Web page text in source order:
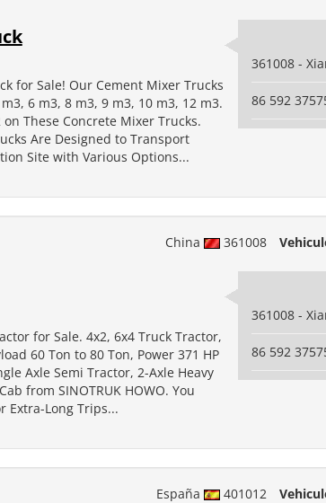
for Sale! Our Cement Mixer Trucks
6 m3, 8 m3, 9 m3, 10 m3, 12 m3.
These Concrete Mixer Trucks.
Are Designed to Transport
Site with Various Options...
361008 -
86 592
China 361008
for Sale. 4x2, 6x4 Truck Tractor,
60 Ton to 80 Ton, Power 371 HP
Axle Semi Tractor, 2-Axle Heavy
from SINOTRUK HOWO. You
Extra-Long Trips...
361008 -
86 592
España 401012